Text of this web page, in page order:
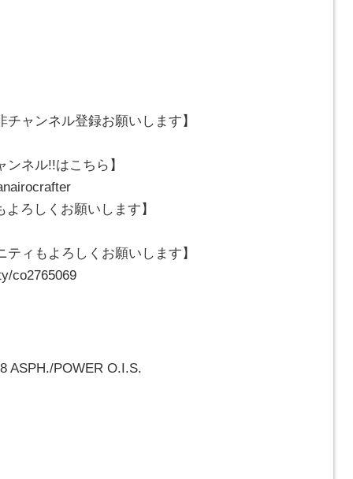
チャンネル登録お願いします】
ンネル!!はこちら】
よろしくお願いします】
ティもよろしくお願いします】
co2765069
ASPH./POWER O.I.S.